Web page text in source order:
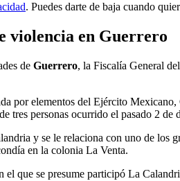
. Puedes darte de baja cuando
violencia en Guerrero
de Guerrero, la Fiscalía General
por elementos del Ejército
tres personas ocurrido el pasado 2
y se le relaciona con uno de los
en la colonia La Venta.
el que se presume participó La